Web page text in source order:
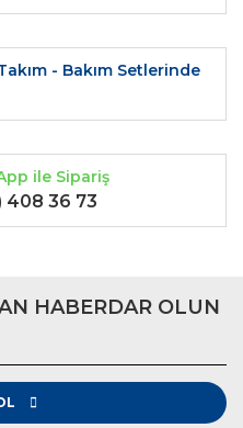
- Bakım Setlerinde
ile Sipariş
408 36 73
HABERDAR OLUN